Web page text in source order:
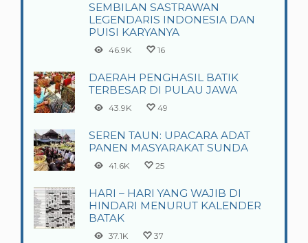
SEMBILAN SASTRAWAN
LEGENDARIS INDONESIA DAN
PUISI KARYANYA
46.9K 16
DAERAH PENGHASIL BATIK
TERBESAR DI PULAU JAWA
43.9K 49
SEREN TAUN: UPACARA ADAT
PANEN MASYARAKAT SUNDA
41.6K 25
HARI – HARI YANG WAJIB DI
HINDARI MENURUT KALENDER
BATAK
37.1K 37